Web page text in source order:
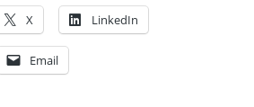
X LinkedIn
Email